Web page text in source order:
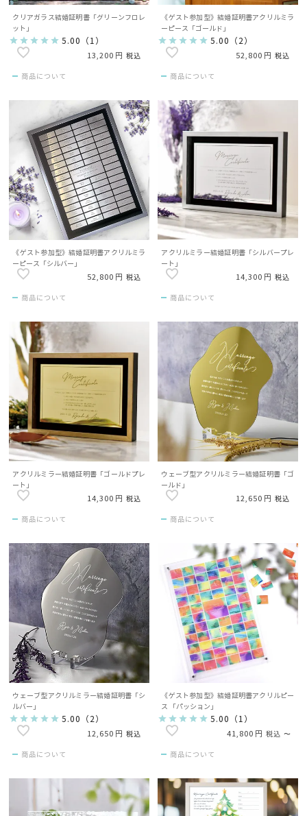
クリアガラス結婚証明書「グリーンフロレ
ット」
5.00 （ 1 ）
13,200 税込
商品について
《ゲスト参加型》結婚証明書アクリルミラ
ーピース「ゴールド」
5.00 （ 2 ）
52,800 税込
商品について
《ゲスト参加型》結婚証明書アクリルミラ
ーピース「シルバー」
52,800 税込
商品について
アクリルミラー結婚証明書「シルバープレ
ート」
14,300 税込
商品について
アクリルミラー結婚証明書「ゴールドプレ
ート」
14,300 税込
商品について
ウェーブ型アクリルミラー結婚証明書「ゴ
ールド」
12,650 税込
商品について
ウェーブ型アクリルミラー結婚証明書「シ
ルバー」
5.00 （2）
12,650 税込
商品について
《ゲスト参加型》結婚証明書アクリルピー
ス 「パッション」
5.00 （ 1 ）
41,800 税込 〜
商品について